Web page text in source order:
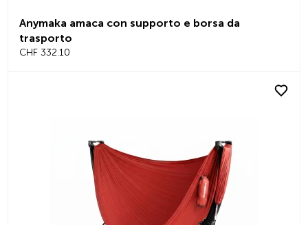
Anymaka amaca con supporto e borsa da
trasporto
CHF 332.10